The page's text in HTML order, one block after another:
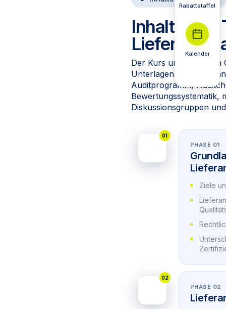
Inhalte und
Der Kurs umfasst einen
Unterlagen als PDF-
Auditprogramm,
Bewertungssystematik,
Diskussionsgruppen
01
PHASE 01
Ziele
02
PHASE 02
Rabattstaffel
Kalender